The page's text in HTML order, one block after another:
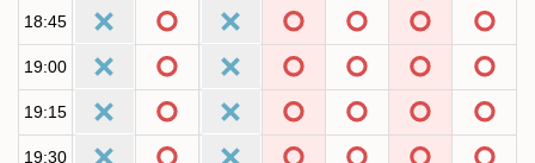
18:45
19:00
19:15
19:30